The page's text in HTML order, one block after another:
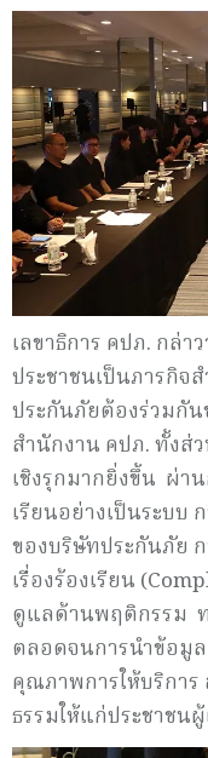
เลขาธิการ คปภ. กล่า
ประชาชนเป็นภารกิ
ประกันภัยต้องร่วมกั
สำนักงาน คปภ. ทั้งส่
เชิงรุกมากยิ่งขึ้น ผ่า
เรียนอย่างเป็นระบบ
ของบริษัทประกันภัย
เรื่องร้องเรียน
ดูแลด้านพฤติกรรม
ตลอดจนการนำข้อมูล
คุณภาพการให้บริกา
ธรรมให้แก่ประชาชน